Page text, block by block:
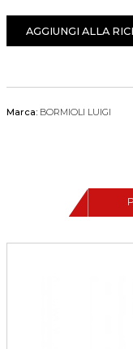
AGGIUNGI ALLA
Marca: BORMIOLI LUIGI